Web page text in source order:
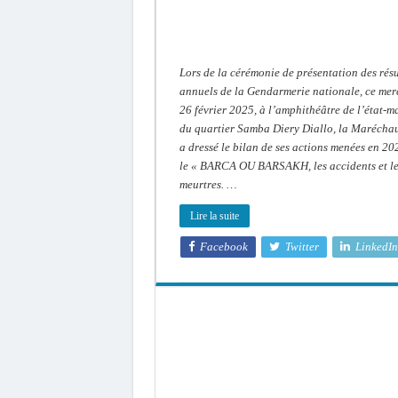
Lors de la cérémonie de présentation des
annuels de la Gendarmerie nationale, ce
26 février 2025, à l’amphithéâtre de l’état-
du quartier Samba Diery Diallo, la
a dressé le bilan de ses actions menées en
le « BARCA OU BARSAKH, les accidents et
meurtres. …
Lire la suite
Facebook Twitter LinkedIn